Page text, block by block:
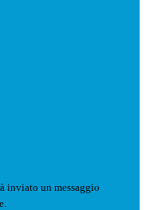
inviato un messaggio